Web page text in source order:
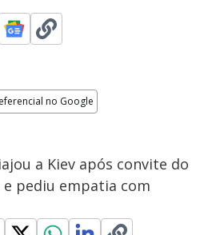
no Google
a Kiev após convite do
pediu empatia com